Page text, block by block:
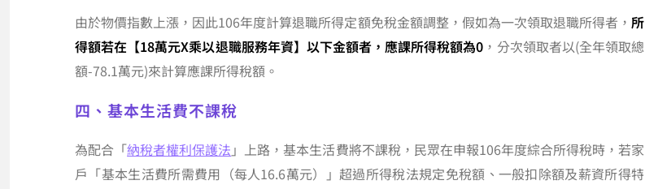
由於物價指數上漲，因此106年度計算退職所得定額免稅金額調整，假如為一次領取退職所得者，所
得額若在【18萬元X乘以退職服務年資】以下金額者，應課所得稅額為0 ，分次領取者以(全年領取總
額-78.1萬元)來計算應課所得稅額。
四、基本生活費不課稅
為配合「納稅者權利保護法 」上路，基本生活費將不課稅，民眾在申報106年度綜合所得稅時，若家
戶「基本生活費所需費用（每人16.6萬元）」超過所得稅法規定免稅額、一般扣除額及薪資所得特